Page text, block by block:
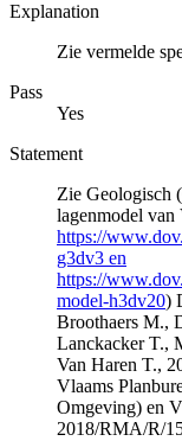
Explanation
Zie vermelde
Pass
Yes
Statement
Zie Geologisch
lagenmodel van
https://
g3dv3 en
https://
model-h3dv20)
Broothaers M.,
Lanckacker T.,
Van Haren T.,
Vlaams
Omgeving) en
2018/RMA/R/